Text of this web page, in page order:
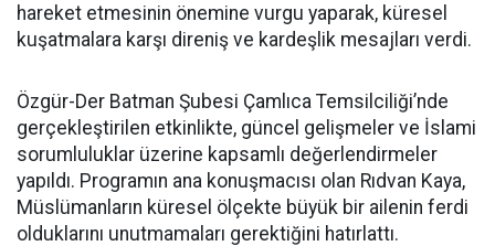
hareket etmesinin önemine vurgu yaparak, küresel
kuşatmalara karşı direniş ve kardeşlik mesajları verdi.
Özgür-Der Batman Şubesi Çamlıca Temsilciliği’nde
gerçekleştirilen etkinlikte, güncel gelişmeler ve İslami
sorumluluklar üzerine kapsamlı değerlendirmeler
yapıldı. Programın ana konuşmacısı olan Rıdvan Kaya,
Müslümanların küresel ölçekte büyük bir ailenin ferdi
olduklarını unutmamaları gerektiğini hatırlattı.